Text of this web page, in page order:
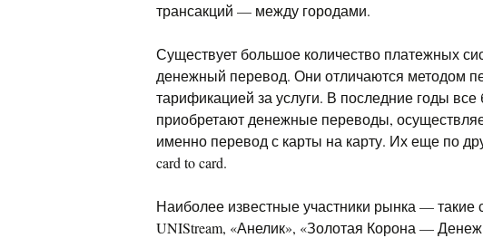
трансакций — между городами.
Существует большое количество платежных
денежный перевод. Они отличаются методом
тарификацией за услуги. В последние годы
приобретают денежные переводы,
именно перевод с карты на карту. Их еще по
card to card.
Наиболее известные участники рынка —
UNIStream, «Анелик», «Золотая Корона —